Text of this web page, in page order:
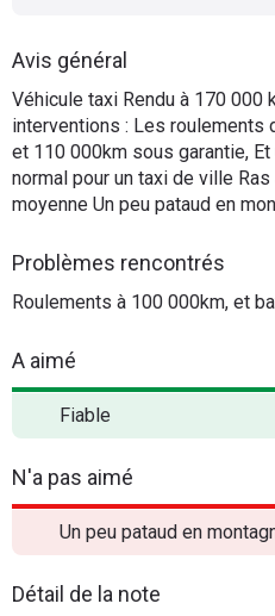
Marques
Avis général
Véhicule taxi Rendu à 170
interventions : Les roulements
et 110 000km sous garantie,
normal pour un taxi de ville
moyenne Un peu pataud en
Problèmes rencontrés
Roulements à 100 000km, et
A aimé
Fiable
N'a pas aimé
Un peu pataud en
Détail de la note